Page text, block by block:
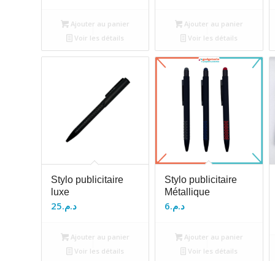
Ajouter au panier
Voir les détails
Ajouter au panier
Voir les détails
Stylo publicitaire
luxe
د.م.25
Ajouter au panier
Voir les détails
Stylo publicitaire
Métallique
د.م.6
Ajouter au panier
Voir les détails